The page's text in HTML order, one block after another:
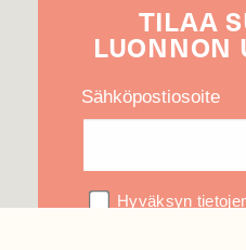
TILAA
LUONNON
Sähköpostiosoite
Hyväksyn